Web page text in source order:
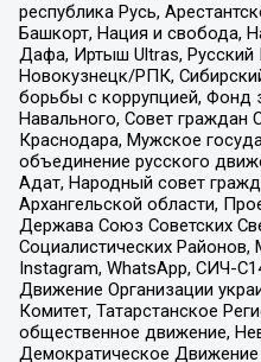
республика Русь,
Башкорт, Нация и свобода,
Дафа, Иртыш Ultras, Русский
Новокузнецк/РПК,
борьбы с коррупцией,
Навального, Совет граждан
Краснодара, Мужское
объединение русского
Адат, Народный совет
Архангельской области,
Держава Союз Советских
Социалистических Районов,
Instagram, WhatsApp, СИЧ-
Движение Организации
Комитет, Татарстанское
общественное движение,
Демократическое